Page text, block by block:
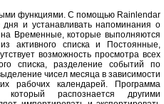
функциями. С помощью Rainlendar
и устанавливать напоминания о
Временные, которые выполняются
активного списка и Постоянные,
возможность просмотра всех
списка, разделение событий по
чисел месяца в зависимости
рабочих календарей. Программа
который распознается другими